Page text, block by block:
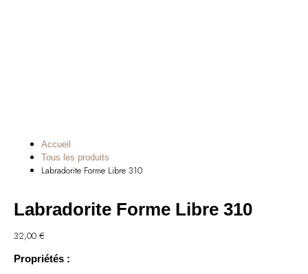
Accueil
Tous les produits
Labradorite Forme Libre 310
Labradorite Forme Libre 310
32,00 €
Propriétés :